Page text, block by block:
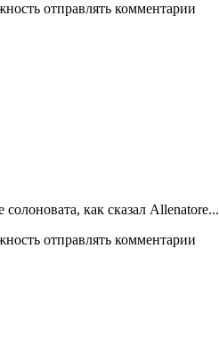
отправлять комментарии
как сказал Allenatore...
отправлять комментарии